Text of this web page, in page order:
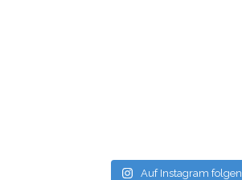
Auf Instagram folgen